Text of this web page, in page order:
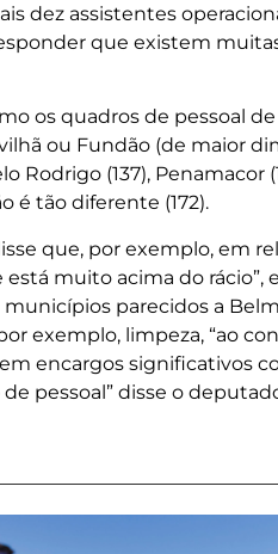
dez assistentes
que existem
os quadros de pessoal
ou Fundão (de maior
Rodrigo (137), Penamacor
é tão diferente (172).
que, por exemplo, em
muito acima do rácio”,
parecidos a
exemplo, limpeza, “ao
encargos significativos
pessoal” disse o